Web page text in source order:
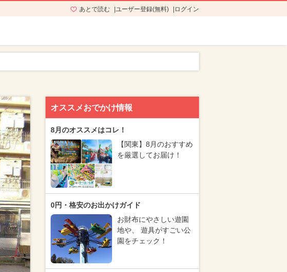
あとで読む ユーザー登録(無料) ログイン
オススメおでかけ情報
8月のオススメはコレ！
【関東】8月のおすすめ
を厳選してお届け！
0円・格安のお出かけガイド
お財布にやさしい遊園
地や、 遊具がすごい公
園をチェック！